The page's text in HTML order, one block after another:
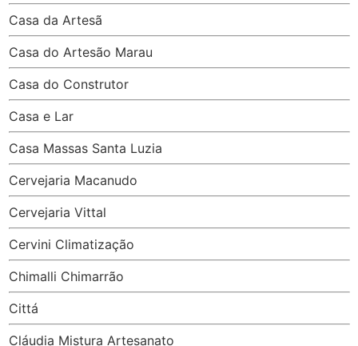
Casa da Artesã
Casa do Artesão Marau
Casa do Construtor
Casa e Lar
Casa Massas Santa Luzia
Cervejaria Macanudo
Cervejaria Vittal
Cervini Climatização
Chimalli Chimarrão
Cittá
Cláudia Mistura Artesanato